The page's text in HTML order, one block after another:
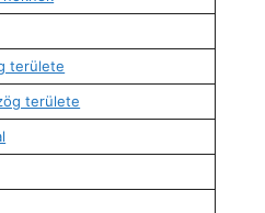
területe
területe